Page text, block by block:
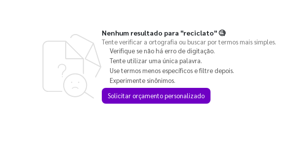
Nenhum resultado para "reciclato"🧐
Tente verificar a ortografia ou buscar por termos mais simples.
Verifique se não há erro de digitação.
Tente utilizar uma única palavra.
Use termos menos específicos e filtre depois.
Experimente sinônimos.
Solicitar orçamento personalizado